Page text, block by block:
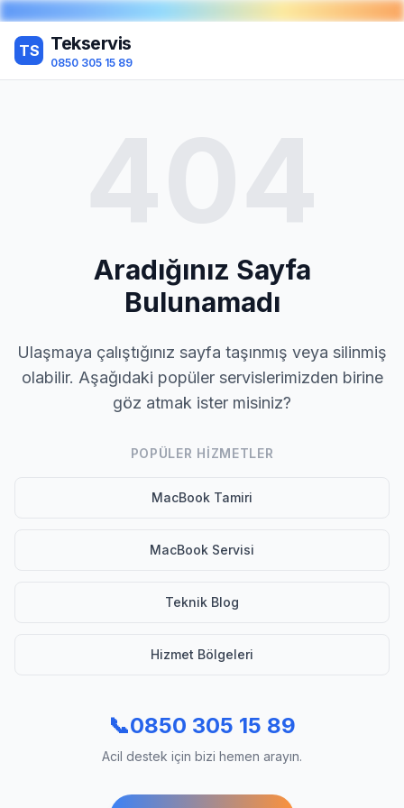
TS Tekservis
0850 305 15 89
Aradığınız Sayfa
Bulunamadı
Ulaşmaya çalıştığınız sayfa taşınmış veya silinmiş
olabilir. Aşağıdaki popüler servislerimizden birine
göz atmak ister misiniz?
POPÜLER HIZMETLER
MacBook Tamiri
MacBook Servisi
Teknik Blog
Hizmet Bölgeleri
📞0850 305 15 89
Acil destek için bizi hemen arayın.